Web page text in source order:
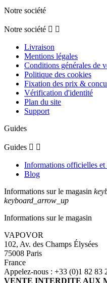
Notre société
Notre société  
Livraison
Mentions légales
Conditions générales de
Politique des cookies
Fixation des prix &
Vérification d'identité
Plan du site
Support
Guides
Guides  
Informations officielles
Blog
Informations sur le magasin
keyboard_arrow_up
Informations sur le magasin
VAPOVOR
102, Av. des Champs Élysées
75008 Paris
France
Appelez-nous : +33 (0)1 82 83
VENTE INTERDITE AUX